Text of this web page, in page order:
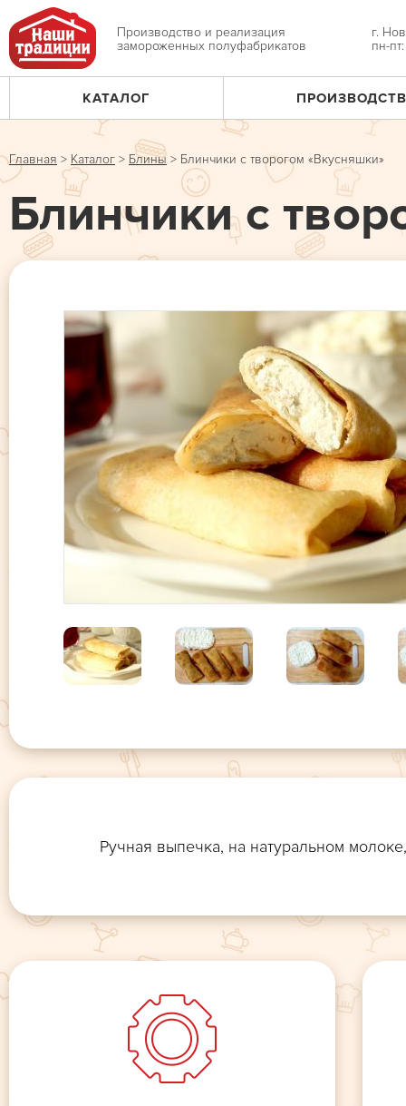
Jump
to
navigation
Производство и реализация
замороженных полуфабрикатов
г.
пн-
Главное
меню
КАТАЛОГ
Вы
здесь
Главная > Каталог > Блины > Блинчики с творогом «Вкусняшки»
Блинчики с
Ручная выпечка, на натуральном